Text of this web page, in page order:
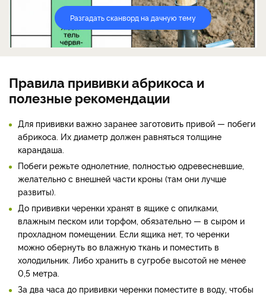
Разгадать сканворд на дачную тему
Правила прививки абрикоса и
полезные рекомендации
Для прививки важно заранее заготовить привой — побеги
абрикоса. Их диаметр должен равняться толщине
карандаша.
Побеги режьте однолетние, полностью одревесневшие,
желательно с внешней части кроны (там они лучше
развиты).
До прививки черенки хранят в ящике с опилками,
влажным песком или торфом, обязательно — в сыром и
прохладном помещении. Если ящика нет, то черенки
можно обернуть во влажную ткань и поместить в
холодильник. Либо хранить в сугробе высотой не менее
0,5 метра.
За два часа до прививки черенки поместите в воду, чтобы